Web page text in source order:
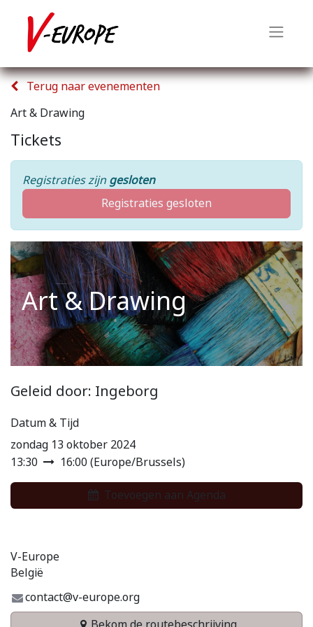
Terug naar evenementen
Art & Drawing
Tickets
Registraties zijngesloten
Registraties gesloten
Art & Drawing
Geleid door: Ingeborg
Datum & Tijd
zondag 13 oktober 2024
13:30
16:00 (Europe/Brussels)
Toevoegen aan Agenda
V-Europe
België
contact@v-europe.org